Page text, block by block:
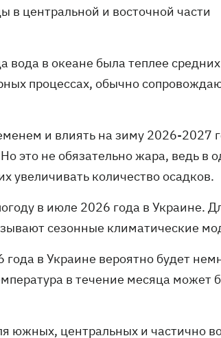
в центральной и восточной части
вода в океане была теплее средних
процессах, обычно
и влиять на зиму 2026-2027
это не обязательно жара, ведь в
увеличивать количество осадков.
в июле 2026 года в Украине.
сезонные климатические
в Украине вероятно будет
в течение месяца может
южных, центральных и частично